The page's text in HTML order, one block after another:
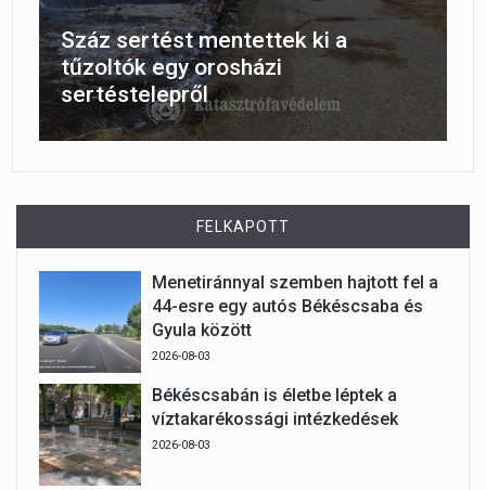
Száz sertést mentettek ki a
tűzoltók egy orosházi
sertéstelepről
FELKAPOTT
Menetiránnyal szemben hajtott fel a
44-esre egy autós Békéscsaba és
Gyula között
2026-08-03
Békéscsabán is életbe léptek a
víztakarékossági intézkedések
2026-08-03